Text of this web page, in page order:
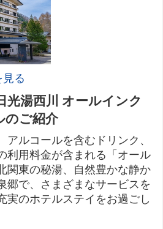
る
光湯西川 オールインク
のご紹介
アルコールを含むドリンク、
利用料金が含まれる「オール
関東の秘湯、自然豊かな静か
郷で、さまざまなサービスを
実のホテルステイをお過ごし